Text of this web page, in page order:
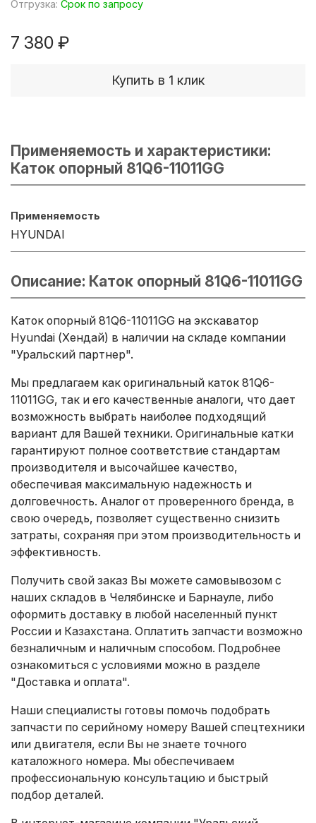
Отгрузка: Срок по запросу
7 380 ₽
Купить в 1 клик
Применяемость и характеристики:
Каток опорный 81Q6-11011GG
Применяемость
HYUNDAI
Описание: Каток опорный 81Q6-11011GG
Каток опорный 81Q6-11011GG на экскаватор
Hyundai (Хендай) в наличии на складе компании
"Уральский партнер".
Мы предлагаем как оригинальный каток 81Q6-
11011GG, так и его качественные аналоги, что дает
возможность выбрать наиболее подходящий
вариант для Вашей техники. Оригинальные катки
гарантируют полное соответствие стандартам
производителя и высочайшее качество,
обеспечивая максимальную надежность и
долговечность. Аналог от проверенного бренда, в
свою очередь, позволяет существенно снизить
затраты, сохраняя при этом производительность и
эффективность.
Получить свой заказ Вы можете самовывозом с
наших складов в Челябинске и Барнауле, либо
оформить доставку в любой населенный пункт
России и Казахстана. Оплатить запчасти возможно
безналичным и наличным способом. Подробнее
ознакомиться с условиями можно в разделе
"Доставка и оплата".
Наши специалисты готовы помочь подобрать
запчасти по серийному номеру Вашей спецтехники
или двигателя, если Вы не знаете точного
каталожного номера. Мы обеспечиваем
профессиональную консультацию и быстрый
подбор деталей.